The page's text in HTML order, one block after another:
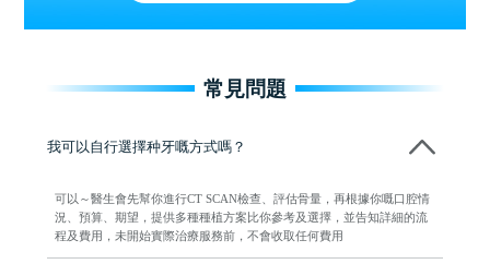
常見問題
我可以自行選擇种牙嘅方式嗎？
可以～醫生會先幫你進行CT SCAN檢查、評估骨量，再根據你嘅口腔情
況、預算、期望，提供多種種植方案比你參考及選擇，並告知詳細的流
程及費用，未開始實際治療服務前，不會收取任何費用